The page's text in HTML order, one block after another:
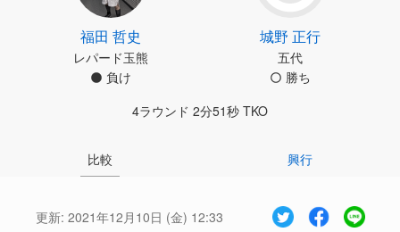
福田 哲史
レパード玉熊
負け
城野 正行
五代
勝ち
4ラウンド 2分51秒 TKO
比較 興行
更新: 2021年12月10日 (金) 12:33